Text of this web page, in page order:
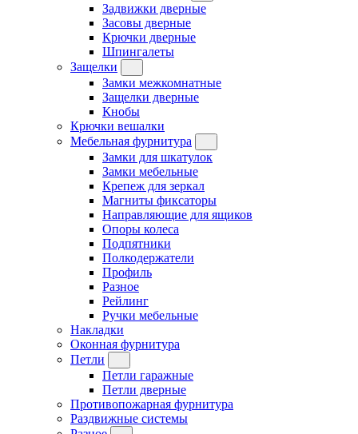
Задвижки дверные
Засовы дверные
Крючки дверные
Шпингалеты
Защелки
Замки межкомнатные
Защелки дверные
Кнобы
Крючки вешалки
Мебельная фурнитура
Замки для шкатулок
Замки мебельные
Крепеж для зеркал
Магниты фиксаторы
Направляющие для ящиков
Опоры колеса
Подпятники
Полкодержатели
Профиль
Разное
Рейлинг
Ручки мебельные
Накладки
Оконная фурнитура
Петли
Петли гаражные
Петли дверные
Противопожарная фурнитура
Раздвижные системы